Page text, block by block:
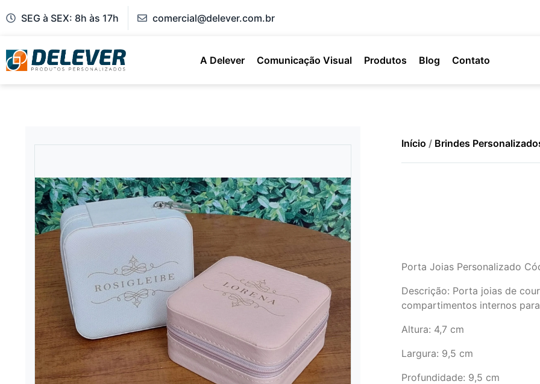
SEG à SEX: 8h às 17h comercial@delever.com.br
A Delever Comunicação Visual Produtos Blog Contato
Início / Brindes
Porta Joias Personalizado
Descrição: Porta joias de
compartimentos internos
Altura: 4,7 cm
Largura: 9,5 cm
Profundidade: 9,5 cm